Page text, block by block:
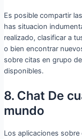
Es posible compartir
has situacion
realizado, clasificar a
o bien encontrar
sobre citas en grupo
disponibles.
8. Chat De
mundo
Los aplicaciones